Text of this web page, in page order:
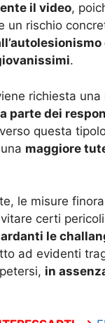
il video,
un rischio
.
richiesta una
parte dei
verso questa
maggiore
le misure
certi
le
ad evidenti
in